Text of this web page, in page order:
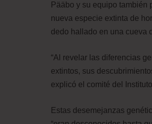
Pääbo y su equipo
nueva especie extinta de
dedo hallado en una cueva
“Al revelar las diferencias
extintos, sus
explicó el comité del
Estas desemejanzas